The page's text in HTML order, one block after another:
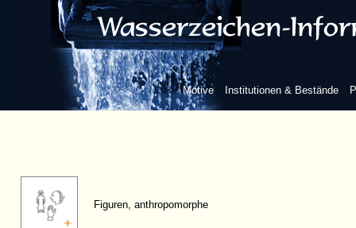
Motive Institutionen & Bestände
Figuren, anthropomorphe